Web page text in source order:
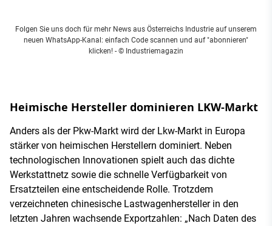
Folgen Sie uns doch für mehr News aus Österreichs Industrie auf unserem
neuen WhatsApp-Kanal: einfach Code scannen und auf "abonnieren"
klicken! - © Industriemagazin
Heimische Hersteller dominieren LKW-Markt
Anders als der Pkw-Markt wird der Lkw-Markt in Europa
stärker von heimischen Herstellern dominiert. Neben
technologischen Innovationen spielt auch das dichte
Werkstattnetz sowie die schnelle Verfügbarkeit von
Ersatzteilen eine entscheidende Rolle. Trotzdem
verzeichneten chinesische Lastwagenhersteller in den
letzten Jahren wachsende Exportzahlen: „Nach Daten des